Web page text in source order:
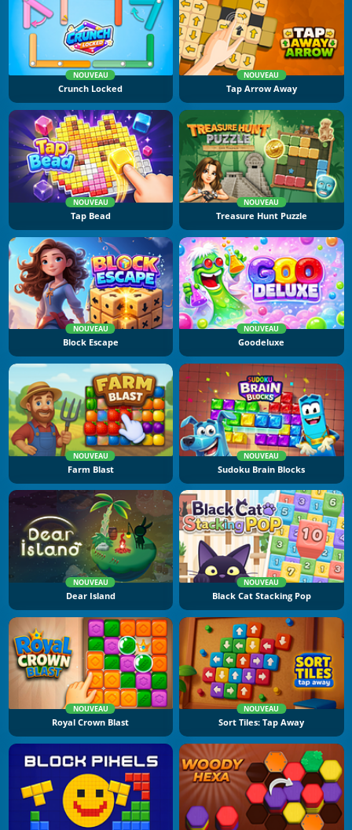
NOUVEAU
Crunch Locked
NOUVEAU
Tap Arrow Away
NOUVEAU
Tap Bead
NOUVEAU
Treasure Hunt Puzzle
NOUVEAU
Block Escape
NOUVEAU
Goodeluxe
NOUVEAU
Farm Blast
NOUVEAU
Sudoku Brain Blocks
NOUVEAU
Dear Island
NOUVEAU
Black Cat Stacking Pop
NOUVEAU
Royal Crown Blast
NOUVEAU
Sort Tiles: Tap Away